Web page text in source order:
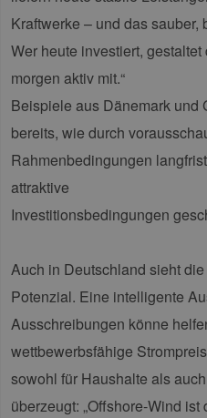
Kraftwerke – und das
Wer heute investiert,
morgen aktiv mit.“
Beispiele aus Dänemark und
bereits, wie durch
Rahmenbedingungen
attraktive
Investitionsbedingungen
Auch in Deutschland sieht
Potenzial. Eine intelligente
Ausschreibungen könne
wettbewerbsfähige
sowohl für Haushalte als
überzeugt: „Offshore-Wind